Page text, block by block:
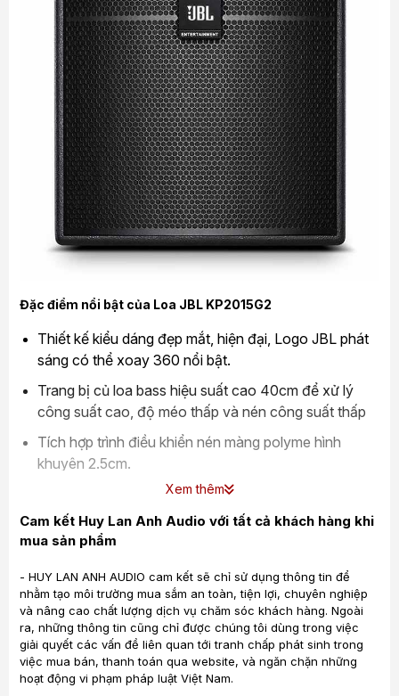
Đặc điểm nổi bật của Loa JBL KP2015G2
Thiết kế kiểu dáng đẹp mắt, hiện đại, Logo JBL phát
sáng có thể xoay 360 nổi bật.
Trang bị củ loa bass hiệu suất cao 40cm để xử lý
công suất cao, độ méo thấp và nén công suất thấp
Tích hợp trình điều khiển nén màng polyme hình
khuyên 2.5cm.
Dễ dàng hiệu chỉnh karaoke với âm thanh đặc trưng
của JBL mang lại hiệu suất âm trầm và giọng hát
tuyệt vời
Sử dụng Bộ phân tần được thiết kế chính xác mang
lại độ trong trẻo với giọng hát được nâng cao
Công suấtRMS: 350W,Program: 700W, Peak:
1400W mạnh mẽ tái tạo âm thanh trung thực
Dễ dàng phối ghép với nhiều thiết bị khác
Xem thêm
Cam kết Huy Lan Anh Audio với tất cả khách hàng khi
mua sản phẩm
- HUY LAN ANH AUDIO cam kết sẽ chỉ sử dụng thông tin để
nhằm tạo môi trường mua sắm an toàn, tiện lợi, chuyên nghiệp
và nâng cao chất lượng dịch vụ chăm sóc khách hàng. Ngoài
ra, những thông tin cũng chỉ được chúng tôi dùng trong việc
giải quyết các vấn đề liên quan tới tranh chấp phát sinh trong
việc mua bán, thanh toán qua website, và ngăn chặn những
hoạt động vi phạm pháp luật Việt Nam.